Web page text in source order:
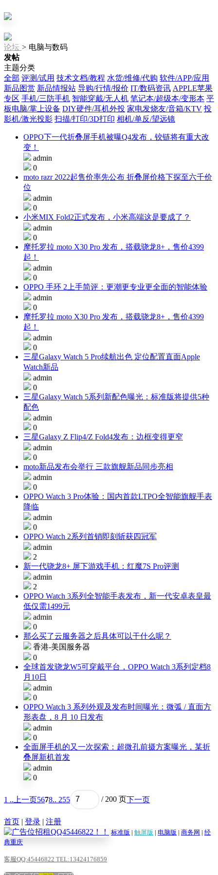
论坛 > 电脑与数码
发帖
主题分类
全部 评测/试用 技术文档/教程 水货/维修/代购 软件/APP/应用
新品图赏 新品情报站 导购/行情/报价 IT/数码资讯 APPLE苹果
专区 手机/三防手机 智能穿戴/无人机 笔记本/超级本/变形本 平
板电脑/掌上设备 DIY硬件/耳机外投 家电发烧友/音箱/KTV 投
影机/激光投影 扫描/打印/3D打印 相机/单反/望远镜
OPPO下一代折叠屏手机被曝Q4发布，铰链将有重大改
变！
admin
0
moto razr 2022起售价率先公布 折叠屏价格下探至六千价
位
admin
0
小米MIX Fold2正式发布，小米高端这是要成了？
admin
0
摩托罗拉 moto X30 Pro 发布，搭载骁龙8+，售价4399
起！
admin
0
OPPO 手环 2上手简评：更潮更专业更全面的智能体验
admin
0
摩托罗拉 moto X30 Pro 发布，搭载骁龙8+，售价4399
起！
admin
0
三星Galaxy Watch 5 Pro续航出色 定位配置直面Apple
Watch新品
admin
0
三星Galaxy Watch 5系列新配色曝光：标准版将提供5种
配色
admin
0
三星Galaxy Z Flip4/Z Fold4发布：边框变得更窄
admin
0
moto新品发布会举行 三款旗舰新品同步亮相
admin
0
OPPO Watch 3 Pro体验：国内首款LTPO全智能旗舰手表
降临
admin
0
OPPO Watch 2系列首销即刻斩获四冠军
admin
2
新一代骁龙8+ 屏下游戏手机：红魔7S Pro评测
admin
2
OPPO Watch 3系列全智能手表发布，新一代安卓表皇最
低仅需1499元
admin
0
那么买了云服务器之后具体可以干什么呢？
香港-美国服务器
0
全球首发骁龙W5可穿戴平台，OPPO Watch 3系列定档8
月10日
admin
0
OPPO Watch 3 系列外观及发布时间曝光：微弧 / 直面方
形表盘，8 月 10 日发布
admin
0
全面屏手机的又一次探索：超微孔前摄方案曝光，某折
叠屏新机首发
admin
0
1 .. 上一页5678.. 255 / 200 页下一页
首页 | 登录 | 注册
标准版 | 触屏版 | 电脑版 | 商务网 | 经
典重庆
客服QQ:45446822 TEL:13424176859